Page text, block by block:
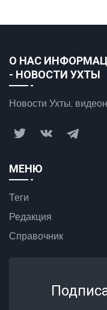
О НАС
- НОВОСТИ УХТЫ
Новости Ухты,
МЕНЮ
Теги
Редакция
Справочник